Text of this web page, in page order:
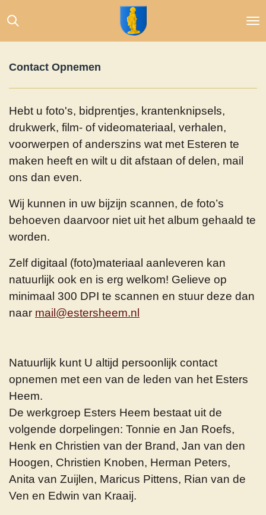
direct
naar
hoofdinhoud
Contact Opnemen
Hebt u foto's, bidprentjes, krantenknipsels,
drukwerk, film- of videomateriaal, verhalen,
voorwerpen of anderszins wat met Esteren te
maken heeft en wilt u dit afstaan of delen, mail
ons dan even.
Wij kunnen in uw bijzijn scannen, de foto’s
behoeven daarvoor niet uit het album gehaald te
worden.
Zelf digitaal (foto)materiaal aanleveren kan
natuurlijk ook en is erg welkom! Gelieve op
minimaal 300 DPI te scannen en stuur deze dan
naar mail@estersheem.nl
Natuurlijk kunt U altijd persoonlijk contact
opnemen met een van de leden van het Esters
Heem.
De werkgroep Esters Heem bestaat uit de
volgende dorpelingen: Tonnie en Jan Roefs,
Henk en Christien van der Brand, Jan van den
Hoogen, Christien Knoben, Herman Peters,
Anita van Zuijlen, Maricus Pittens, Rian van de
Ven en Edwin van Kraaij.